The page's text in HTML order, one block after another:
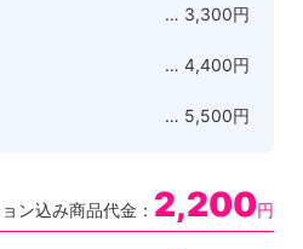
… 3,300円
… 4,400円
… 5,500円
ン込み商品代金： 2,200円